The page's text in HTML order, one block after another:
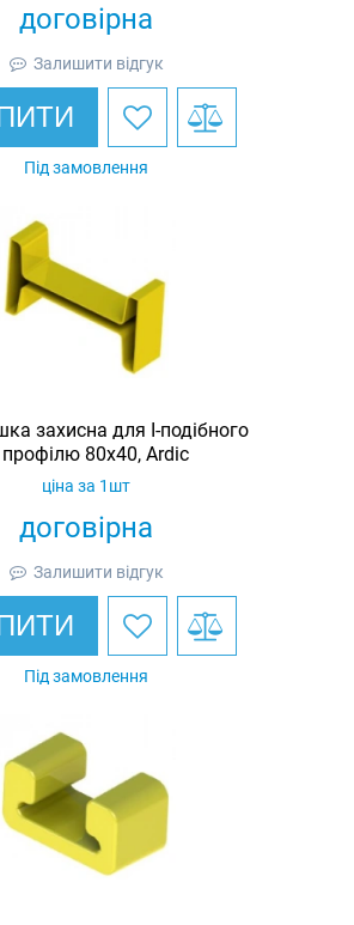
договірна
Залишити відгук
Під замовлення
захисна для I-подібного
профілю 80х40, Ardic
договірна
ціна за 1шт
Залишити відгук
Під замовлення